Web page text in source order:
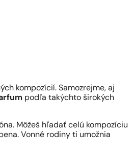
kompozícií. Samozrejme, aj
podľa takýchto širokých
Môžeš hľadať celú kompozíciu
Vonné rodiny ti umožnia